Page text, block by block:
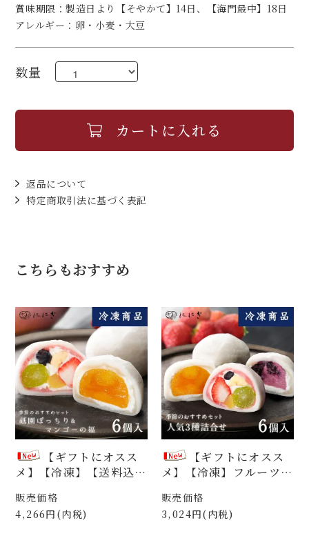
賞味期限：製造日より【そやかて】14日、【海門最中】18日
アレルギー：卵・小麦・大豆
数量
カートに入れる
返品について
特定商取引法に基づく表記
こちらもおすすめ
【ギフトにオスス
メ】【冷凍】【送料込】
せ 祇園ぽっちり＆マン
ゴーの福 各3個入（FP
販売価格
4,266円(内税)
【ギフトにオスス
メ】【冷凍】フルーツ大
ちり＆ブルーベリーの福
＆マンゴーの福 各2個
販売価格
3,024円(内税)